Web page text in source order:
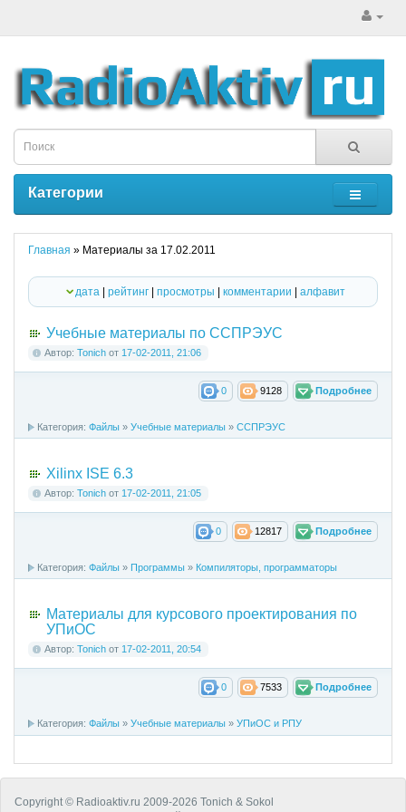
Категории
Главная » Материалы за 17.02.2011
дата | рейтинг| просмотры | комментарии | алфавит
Учебные материалы по ССПРЭУС
Автор: Tonich от 17-02-2011, 21:06
Подробнее
9128
0
Категория: Файлы » Учебные материалы » ССПРЭУС
Xilinx ISE 6.3
Автор: Tonich от 17-02-2011, 21:05
Подробнее
12817
0
Категория: Файлы » Программы » Компиляторы, программаторы
Материалы для курсового проектирования по
УПиОС
Автор: Tonich от 17-02-2011, 20:54
Подробнее
7533
0
Категория: Файлы » Учебные материалы » УПиОС и РПУ
Copyright © Radioaktiv.ru 2009-2026 Tonich & Sokol